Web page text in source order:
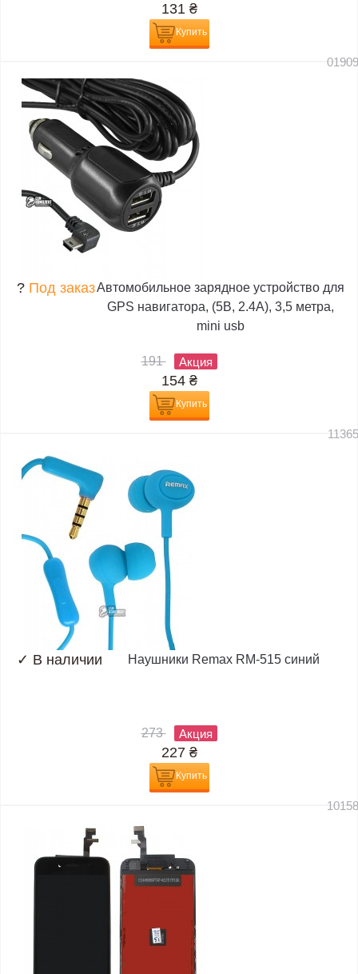
131 ₴
Купить
? Под заказАвтомобильное зарядное устройство для
GPS навигатора, (5В, 2.4А), 3,5 метра,
mini usb
191 Акция
154 ₴
Купить
✓ В наличии Наушники Remax RM-515 синий
273 Акция
227 ₴
Купить